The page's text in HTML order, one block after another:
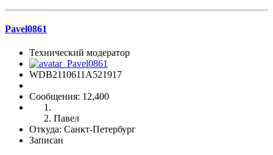
Pavel0861
Технический модератор
WDB2110611A521917
Сообщения: 12,400
Павел
Откуда: Санкт-Петербург
Записан